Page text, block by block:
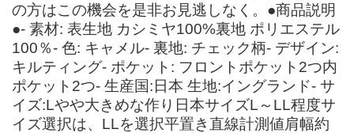
の方はこの機会を是非お見逃しなく。●商品説明
●- 素材: 表生地 カシミヤ100%裏地 ポリエステル
100％- 色: キャメル- 裏地: チェック柄- デザイン:
キルティング- ポケット: フロントポケット2つ内
ポケット2つ- 生産国:日本 生地:イングランド- サ
イズ:Lやや大きめな作り日本サイズL～LL程度サ
イズ選択は、LLを選択平置き直線計測値肩幅約